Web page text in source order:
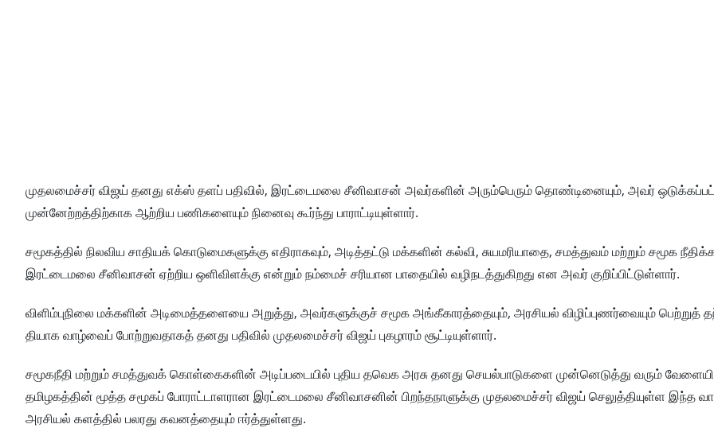
முதலமைச்சர் விஜய் தனது எக்ஸ் தளப் பதிவில், இரட்டைமலை சீனிவாசன் அவர்களின் அரும்பெரும் தொண்டினையும், அவர்
முன்னேற்றத்திற்காக ஆற்றிய பணிகளையும் நினைவு கூர்ந்து பாராட்டியுள்ளார்.
சமூகத்தில் நிலவிய சாதியக் கொடுமைகளுக்கு எதிராகவும், அடித்தட்டு மக்களின் கல்வி, சுயமரியாதை, சமத்துவம் மற்றும் சமூக
இரட்டைமலை சீனிவாசன் ஏற்றிய ஒளிவிளக்கு என்றும் நம்மைச் சரியான பாதையில் வழிநடத்துகிறது என அவர் குறிப்பிட்டுள்ளார்.
விளிம்புநிலை மக்களின் அடிமைத்தளையை அறுத்து, அவர்களுக்குச் சமூக அங்கீகாரத்தையும், அரசியல் விழிப்புணர்வையும் பெற்றுத்
தியாக வாழ்வைப் போற்றுவதாகத் தனது பதிவில் முதலமைச்சர் விஜய் புகழாரம் சூட்டியுள்ளார்.
சமூகநீதி மற்றும் சமத்துவக் கொள்கைகளின் அடிப்படையில் புதிய தவெக அரசு தனது செயல்பாடுகளை முன்னெடுத்து வரும்
தமிழகத்தின் மூத்த சமூகப் போராட்டாளரான இரட்டைமலை சீனிவாசனின் பிறந்தநாளுக்கு முதலமைச்சர் விஜய் செலுத்தியுள்ள இந்த
அரசியல் களத்தில் பலரது கவனத்தையும் ஈர்த்துள்ளது.